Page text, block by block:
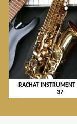
RACHAT
37